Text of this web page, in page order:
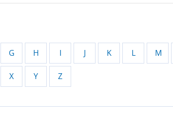
G H I J K L M
X Y Z